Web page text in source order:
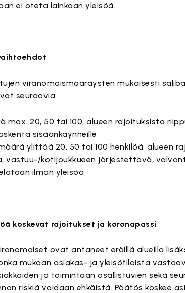
ei oteta lainkaan yleisöä.
viranomaismääräysten mukaisesti
seuraavia:
max. 20, 50 tai 100, alueen rajoituksista
sisäänkäynneille
ylittää 20, 50 tai 100 henkilöä, alueen
vastuu-/kotijoukkueen järjestettävä,
ilman yleisöä
koskevat rajoitukset ja koronapassi
ovat antaneet eräillä alueilla
mukaan asiakas- ja yleisötiloista
ja toimintaan osallistuvien sekä
riskiä voidaan ehkäistä. Päätös koskee